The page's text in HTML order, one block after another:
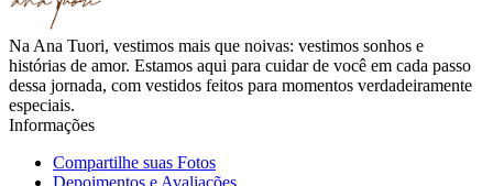
Na Ana Tuori, vestimos mais que noivas: vestimos sonhos e
histórias de amor. Estamos aqui para cuidar de você em cada passo
dessa jornada, com vestidos feitos para momentos verdadeiramente
especiais.
Informações
Compartilhe suas Fotos
Depoimentos e Avaliações